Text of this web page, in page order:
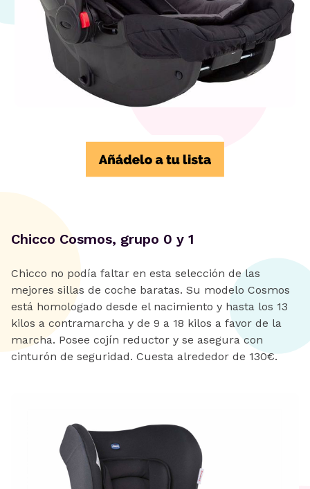
Chicco Cosmos, grupo 0 y 1
Chicco no podía faltar en esta selección de las
mejores sillas de coche baratas. Su modelo Cosmos
está homologado desde el nacimiento y hasta los 13
kilos a contramarcha y de 9 a 18 kilos a favor de la
marcha. Posee cojín reductor y se asegura con
cinturón de seguridad. Cuesta alrededor de 130€.